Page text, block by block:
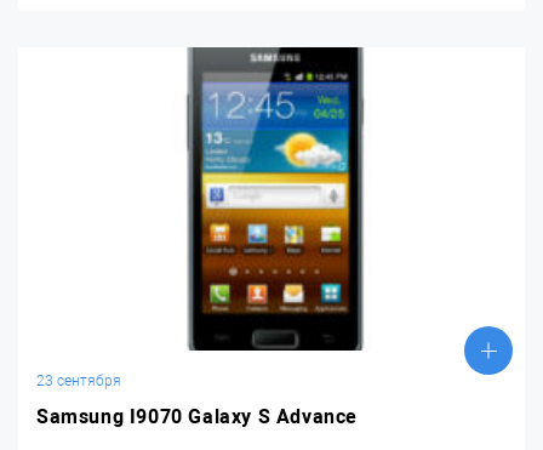
23 сентября
Samsung I9070 Galaxy S Advance